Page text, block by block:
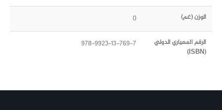
الوزن (غم) 0
الرقم المعياري الدولي
(ISBN)
978-9923-13-769-7